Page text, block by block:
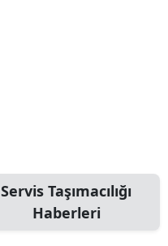
Servis Taşımacılığı
Haberleri